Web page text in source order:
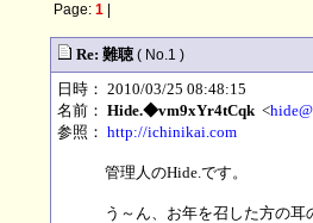
Page: 1|
Re: 難聴 ( No.1 )
日時： 2010/03/25 08:48:15
名前： Hide.◆vm9xYr4tCqk<
参照： http://ichinikai.com
管理人のHide.です。
う～ん、お年を召した方の